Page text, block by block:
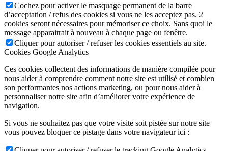
Cochez pour activer le masquage permanent de la barre
d’acceptation / refus des cookies si vous ne les acceptez pas. 2
cookies seront nécessaires pour mémoriser ce choix. Sans quoi le
message apparaitrait à nouveau à chaque page ou fenêtre.
Cliquer pour autoriser / refuser les cookies essentiels au site.
Cookies Google Analytics
Ces cookies collectent des informations de manière compilée pour
nous aider à comprendre comment notre site est utilisé et combien
son performantes nos actions marketing, ou pour nous aider à
personnaliser notre site afin d’améliorer votre expérience de
navigation.
Si vous ne souhaitez pas que votre visite soit pistée sur notre site
vous pouvez bloquer ce pistage dans votre navigateur ici :